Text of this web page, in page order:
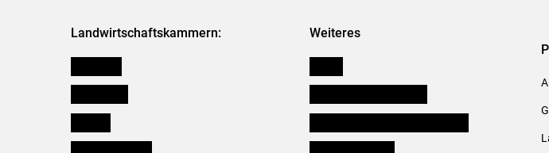
Landwirtschaftskammern: Weiteres